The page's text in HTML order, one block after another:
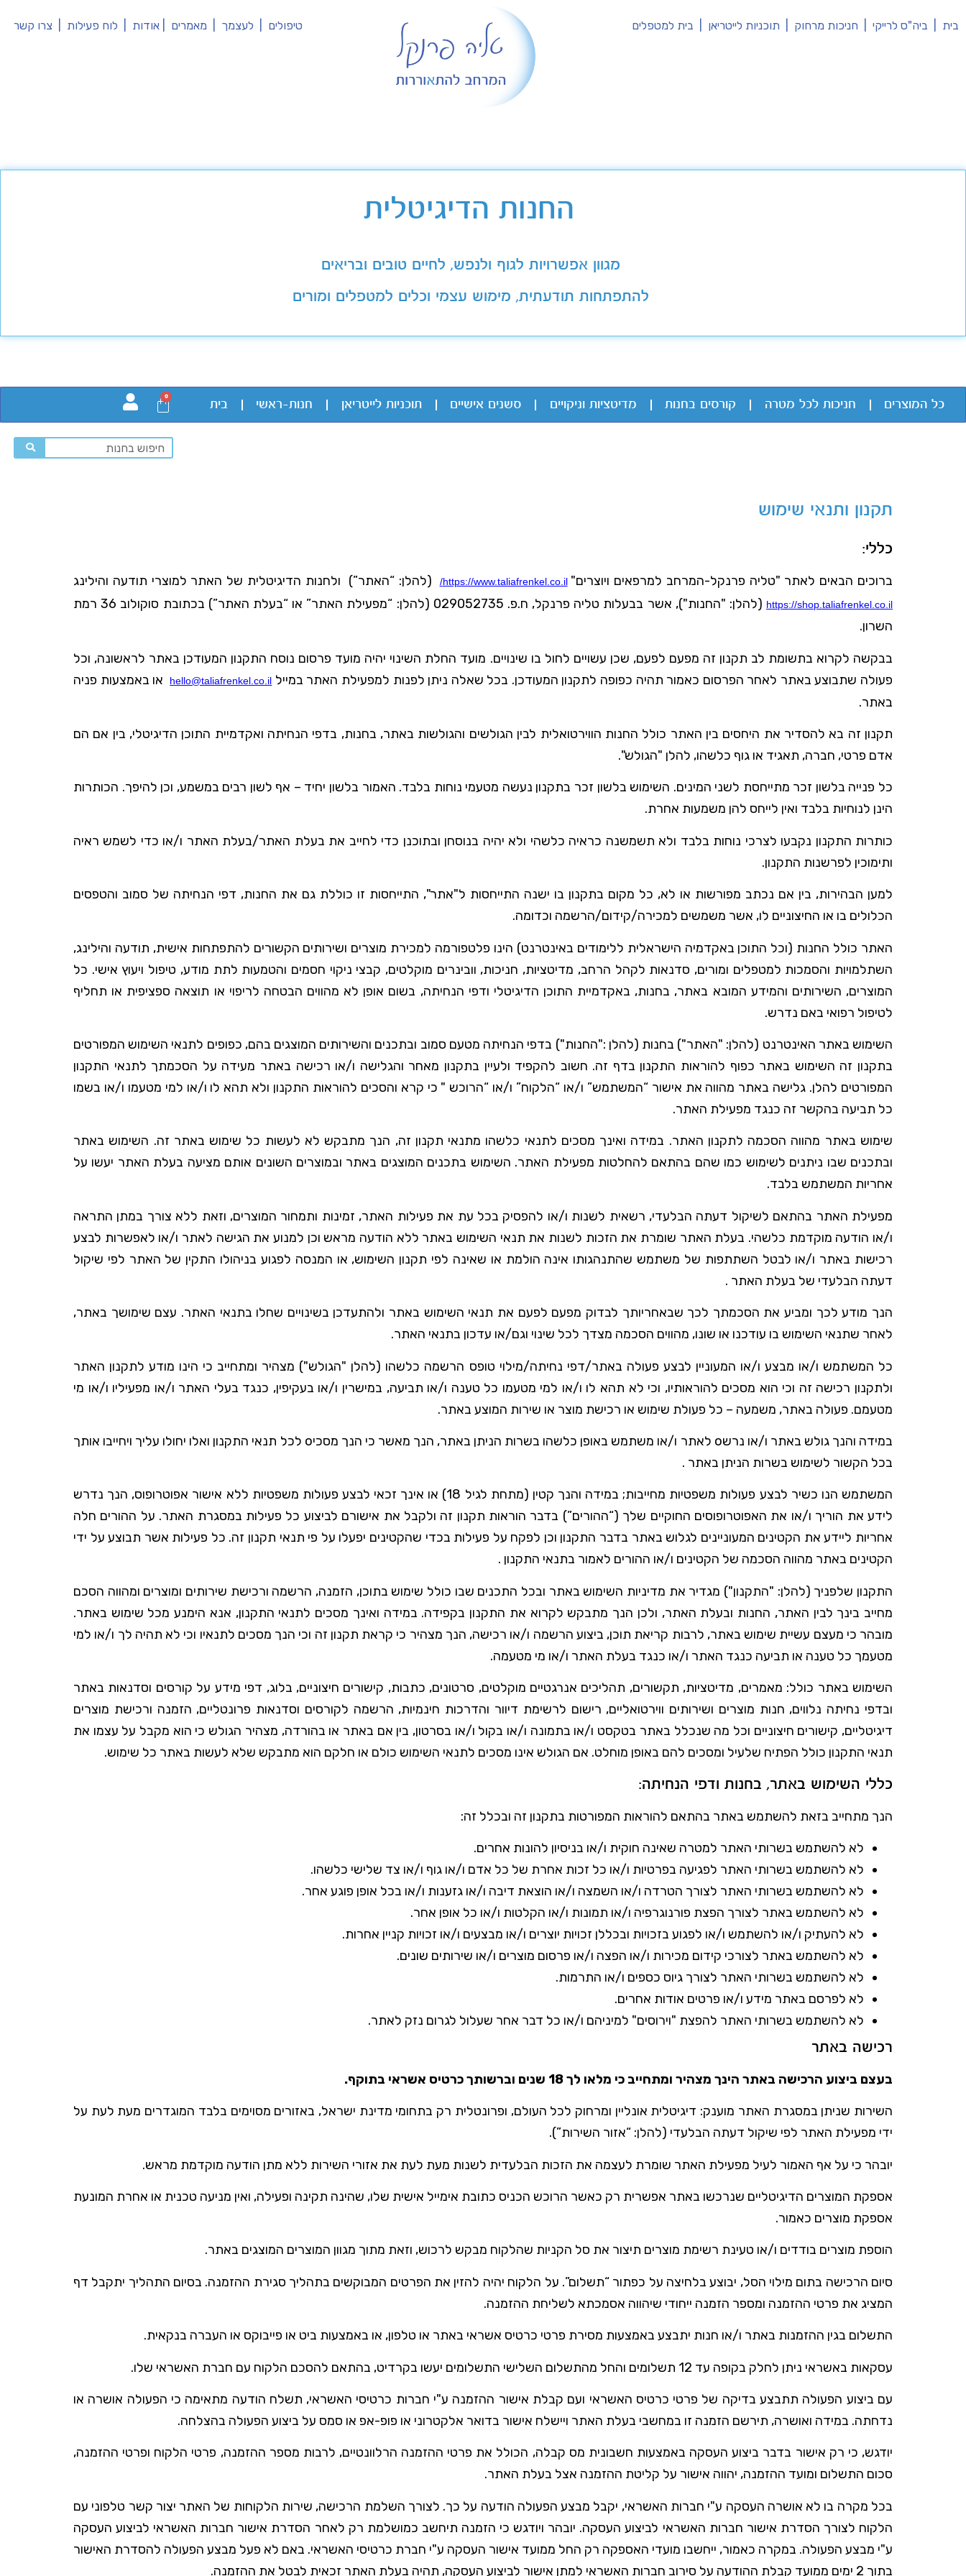
בית ביה"ס לרייקי חניכות מרחוק תוכניות לייטריאן בית למטפלים טיפולים לעצמך מאמרים |אודות לוח פעילות צרו קשר
החנות הדיגיטלית
מגוון אפשרויות לגוף ולנפש, לחיים טובים ובריאים
להתפתחות תודעתית, מימוש עצמי וכלים למטפלים ומורים
כל המוצרים חניכות לכל מטרה קורסים בחנות מדיטציות וניקויים סשנים אישיים תוכניות לייטריאן חנות-ראשי בית
0
תקנון ותנאי שימוש
כללי:
ברוכים הבאים לאתר "טליה פרנקל-המרחב למרפאים ויוצרים" https://www.taliafrenkel.co.il/ (להלן: “האתר”) ולחנות הדיגיטלית של האתר למוצרי תודעה והילינג
https://shop.taliafrenkel.co.il
(להלן: "החנות"), אשר בבעלות טליה פרנקל, ח.פ. 029052735 (להלן: “מפעילת האתר” או “בעלת האתר”) בכתובת סוקולוב 36 רמת
השרון.
בבקשה לקרוא בתשומת לב תקנון זה מפעם לפעם, שכן עשויים לחול בו שינויים. מועד החלת השינוי יהיה מועד פרסום נוסח התקנון המעודכן באתר לראשונה, וכל
פעולה שתבוצע באתר לאחר הפרסום כאמור תהיה כפופה לתקנון המעודכן. בכל שאלה ניתן לפנות למפעילת האתר במייל hello@taliafrenkel.co.il
או באמצעות פניה
באתר.
תקנון זה בא להסדיר את היחסים בין האתר כולל החנות הווירטואלית לבין הגולשים והגולשות באתר, בחנות, בדפי הנחיתה ואקדמיית התוכן הדיגיטלי, בין אם הם
אדם פרטי, חברה, תאגיד או גוף כלשהו, להלן "הגולש".
כל פנייה בלשון זכר מתייחסת לשני המינים. השימוש בלשון זכר בתקנון נעשה מטעמי נוחות בלבד. האמור בלשון יחיד – אף לשון רבים במשמע, וכן להיפך. הכותרות
הינן לנוחיות בלבד ואין לייחס להן משמעות אחרת.
כותרות התקנון נקבעו לצרכי נוחות בלבד ולא תשמשנה כראיה כלשהי ולא יהיה בנוסחן ובתוכנן כדי לחייב את בעלת האתר/בעלת האתר ו/או כדי לשמש ראיה
ותימוכין לפרשנות התקנון.
למען הבהירות, בין אם נכתב מפורשות או לא, כל מקום בתקנון בו ישנה התייחסות ל"אתר", התייחסות זו כוללת גם את החנות, דפי הנחיתה של סמוב והטפסים
הכלולים בו או החיצוניים לו, אשר משמשים למכירה/קידום/הרשמה וכדומה.
האתר כולל החנות (וכל התוכן באקדמיה הישראלית ללימודים באינטרנט) הינו פלטפורמה למכירת מוצרים ושירותים הקשורים להתפתחות אישית, תודעה והילינג,
השתלמויות והסמכות למטפלים ומורים, סדנאות לקהל הרחב, מדיטציות, חניכות, וובינרים מוקלטים, קבצי ניקוי חסמים והטמעות לתת מודע, טיפול ויעוץ אישי. כל
המוצרים, השירותים והמידע המובא באתר, בחנות, באקדמיית התוכן הדיגיטלי ודפי הנחיתה, בשום אופן לא מהווים הבטחה לריפוי או תוצאה ספציפית או תחליף
לטיפול רפואי באם נדרש.
השימוש באתר האינטרנט (להלן: "האתר") בחנות (להלן :"החנות") בדפי הנחיתה מטעם סמוב ובתכנים והשירותים המוצגים בהם, כפופים לתנאי השימוש המפורטים
בתקנון זה השימוש באתר כפוף להוראות התקנון בדף זה. חשוב להקפיד ולעיין בתקנון מאחר והגלישה ו/או רכישה באתר מעידה על הסכמתך לתנאי התקנון
המפורטים להלן. גלישה באתר מהווה את אישור “המשתמש” ו/או “הלקוח” ו/או “הרוכש " כי קרא והסכים להוראות התקנון ולא תהא לו ו/או למי מטעמו ו/או בשמו
כל תביעה בהקשר זה כנגד מפעילת האתר.
שימוש באתר מהווה הסכמה לתקנון האתר. במידה ואינך מסכים לתנאי כלשהו מתנאי תקנון זה, הנך מתבקש לא לעשות כל שימוש באתר זה. השימוש באתר
ובתכנים שבו ניתנים לשימוש כמו שהם בהתאם להחלטות מפעילת האתר. השימוש בתכנים המוצגים באתר ובמוצרים השונים אותם מציעה בעלת האתר יעשו על
אחריות המשתמש בלבד.
מפעילת האתר בהתאם לשיקול דעתה הבלעדי, רשאית לשנות ו/או להפסיק בכל עת את פעילות האתר, זמינות ותמחור המוצרים, וזאת ללא צורך במתן התראה
ו/או הודעה מוקדמת כלשהי. בעלת האתר שומרת את הזכות לשנות את תנאי השימוש באתר ללא הודעה מראש וכן למנוע את הגישה לאתר ו/או לאפשרות לבצע
רכישות באתר ו/או לבטל השתתפות של משתמש שהתנהגותו אינה הולמת או שאינה לפי תקנון השימוש, או המנסה לפגוע בניהולו התקין של האתר לפי שיקול
דעתה הבלעדי של בעלת האתר .
הנך מודע לכך ומביע את הסכמתך לכך שבאחריותך לבדוק מפעם לפעם את תנאי השימוש באתר ולהתעדכן בשינויים שחלו בתנאי האתר. עצם שימושך באתר,
לאחר שתנאי השימוש בו עודכנו או שונו, מהווים הסכמה מצדך לכל שינוי וגם/או עדכון בתנאי האתר.
כל המשתמש ו/או מבצע ו/או המעוניין לבצע פעולה באתר/דפי נחיתה/מילוי טופס הרשמה כלשהו (להלן "הגולש") מצהיר ומתחייב כי הינו מודע לתקנון האתר
ולתקנון רכישה זה וכי הוא מסכים להוראותיו, וכי לא תהא לו ו/או למי מטעמו כל טענה ו/או תביעה, במישרין ו/או בעקיפין, כנגד בעלי האתר ו/או מפעיליו ו/או מי
מטעמם. פעולה באתר, משמעה – כל פעולת שימוש או רכישת מוצר או שירות המוצע באתר.
במידה והנך גולש באתר ו/או נרשo לאתר ו/או משתמש באופן כלשהו בשרות הניתן באתר, הנך מאשר כי הנך מסכיo לכל תנאי התקנון ואלו יחולו עליך ויחייבו אותך
בכל הקשור לשימוש בשרות הניתן באתר .
המשתמש הנו כשיר לבצע פעולות משפטיות מחייבות; במידה והנך קטין (מתחת לגיל 18) או אינך זכאי לבצע פעולות משפטיות ללא אישור אפוטרופוס, הנך נדרש
לידע את הוריך ו/או את האפוטרופוסים החוקיים שלך (“ההורים”) בדבר הוראות תקנון זה ולקבל את אישורם לביצוע כל פעילות במסגרת האתר. על ההורים חלה
אחריות ליידע את הקטינים המעוניינים לגלוש באתר בדבר התקנון וכן לפקח על פעילות בכדי שהקטינים יפעלו על פי תנאי תקנון זה. כל פעילות אשר תבוצע על ידי
הקטינים באתר מהווה הסכמה של הקטינים ו/או ההורים לאמור בתנאי התקנון .
התקנון שלפניך (להלן: "התקנון") מגדיר את מדיניות השימוש באתר ובכל התכנים שבו כולל שימוש בתוכן, הזמנה, הרשמה ורכישת שירותים ומוצרים ומהווה הסכם
מחייב בינך לבין האתר, החנות ובעלת האתר, ולכן הנך מתבקש לקרוא את התקנון בקפידה. במידה ואינך מסכים לתנאי התקנון, אנא הימנע מכל שימוש באתר.
מובהר כי מעצם עשיית שימוש באתר, לרבות קריאת תוכן, ביצוע הרשמה ו/או רכישה, הנך מצהיר כי קראת תקנון זה וכי הנך מסכים לתנאיו וכי לא תהיה לך ו/או למי
מטעמך כל טענה או תביעה כנגד האתר ו/או כנגד בעלת האתר ו/או מי מטעמה.
השימוש באתר כולל: מאמרים, מדיטציות, תקשורים, תהליכים אנרגטיים מוקלטים, סרטונים, כתבות, קישורים חיצוניים, בלוג, דפי מידע על קורסים וסדנאות באתר
ובדפי נחיתה נלווים, חנות מוצרים ושירותים ווירטואליים, רישום לרשימת דיוור והדרכות חינמיות, הרשמה לקורסים וסדנאות פרונטליים, הזמנה ורכישת מוצרים
דיגיטליים, קישורים חיצוניים וכל מה שנכלל באתר בטקסט ו/או בתמונה ו/או בקול ו/או בסרטון, בין אם באתר או בהורדה, מצהיר הגולש כי הוא מקבל על עצמו את
תנאי התקנון כולל הפתיח שלעיל ומסכים להם באופן מוחלט. אם הגולש אינו מסכים לתנאי השימוש כולם או חלקם הוא מתבקש שלא לעשות באתר כל שימוש.
כללי השימוש באתר, בחנות ודפי הנחיתה:
הנך מתחייב בזאת להשתמש באתר בהתאם להוראות המפורטות בתקנון זה ובכלל זה:
לא להשתמש בשרותי האתר למטרה שאינה חוקית ו/או בניסיון להונות אחרים.
לא להשתמש בשרותי האתר לפגיעה בפרטיות ו/או כל זכות אחרת של כל אדם ו/או גוף ו/או צד שלישי כלשהו.
לא להשתמש בשרותי האתר לצורך הטרדה ו/או השמצה ו/או הוצאת דיבה ו/או גזענות ו/או בכל אופן פוגע אחר.
לא להשתמש באתר לצורך הפצת פורנוגרפיה ו/או תמונות ו/או הקלטות ו/או כל אופן אחר.
לא להעתיק ו/או להשתמש ו/או לפגוע בזכויות ובכללן זכויות יוצרים ו/או מבצעים ו/או זכויות קניין אחרות.
לא להשתמש באתר לצורכי קידום מכירות ו/או הפצה ו/או פרסום מוצרים ו/או שירותים שונים.
לא להשתמש בשרותי האתר לצורך גיוס כספים ו/או התרמות.
לא לפרסם באתר מידע ו/או פרטים אודות אחרים.
לא להשתמש בשרותי האתר להפצת "וירוסים" למיניהם ו/או כל דבר אחר שעלול לגרום נזק לאתר.
רכישה באתר
בעצם ביצוע הרכישה באתר הינך מצהיר ומתחייב כי מלאו לך 18 שנים וברשותך כרטיס אשראי בתוקף .
השירות שניתן במסגרת האתר מוענק: דיגיטלית אונליין ומרחוק לכל העולם, ופרונטלית רק בתחומי מדינת ישראל, באזורים מסוימים בלבד המוגדרים מעת לעת על
ידי מפעילת האתר לפי שיקול דעתה הבלעדי (להלן: “אזור השירות”).
יובהר כי על אף האמור לעיל מפעילת האתר שומרת לעצמה את הזכות הבלעדית לשנות מעת לעת את אזורי השירות ללא מתן הודעה מוקדמת מראש.
אספקת המוצרים הדיגיטליים שנרכשו באתר אפשרית רק כאשר הרוכש הכניס כתובת אימייל אישית שלו, שהינה תקינה ופעילה, ואין מניעה טכנית או אחרת המונעת
אספקת מוצרים כאמור.
הוספת מוצרים בודדים ו/או טעינת רשימת מוצרים תיצור את סל הקניות שהלקוח מבקש לרכוש, וזאת מתוך מגוון המוצרים המוצגים באתר.
סיום הרכישה בתום מילוי הסל, יבוצע בלחיצה על כפתור “תשלום”. על הלקוח יהיה להזין את הפרטים המבוקשים בתהליך סגירת ההזמנה. בסיום התהליך יתקבל דף
המציג את פרטי ההזמנה ומספר הזמנה ייחודי שיהווה אסמכתא לשליחת ההזמנה.
התשלום בגין ההזמנות באתר ו/או חנות יתבצע באמצעות מסירת פרטי כרטיס אשראי באתר או טלפון, או באמצעות ביט או פייבוקס או העברה בנקאית.
עסקאות באשראי ניתן לחלק בקופה עד 12 תשלומים והחל מהתשלום השלישי התשלומים יעשו בקרדיט, בהתאם להסכם הלקוח עם חברת האשראי שלו.
עם ביצוע הפעולה תתבצע בדיקה של פרטי כרטיס האשראי ועם קבלת אישור ההזמנה ע"י חברות כרטיסי האשראי, תשלח הודעה מתאימה כי הפעולה אושרה או
נדחתה. במידה ואושרה, תירשם הזמנה זו במחשבי בעלת האתר ויישלח אישור בדואר אלקטרוני או פופ-אפ או סמס על ביצוע הפעולה בהצלחה.
יודגש, כי רק אישור בדבר ביצוע העסקה באמצעות חשבונית מס קבלה, הכולל את פרטי ההזמנה הרלוונטיים, לרבות מספר ההזמנה, פרטי הלקוח ופרטי ההזמנה,
סכום התשלום ומועד ההזמנה, יהווה אישור על קליטת ההזמנה אצל בעלת האתר.
בכל מקרה בו לא אושרה העסקה ע"י חברות האשראי, יקבל מבצע הפעולה הודעה על כך. לצורך השלמת הרכישה, שירות הלקוחות של האתר יצור קשר טלפוני עם
הלקוח לצורך הסדרת אישור חברות האשראי לביצוע העסקה. יובהר ויודגש כי הזמנה תיחשב כמושלמת רק לאחר הסדרת אישור חברות האשראי לביצוע העסקה
ע"י מבצע הפעולה. במקרה כאמור, ייחשבו מועדי האספקה רק החל ממועד אישור העסקה ע"י חברת כרטיסי האשראי. באם לא פעל מבצע הפעולה להסדרת האישור
בתוך 2 ימים ממועד קבלת ההודעה על סירוב חברות האשראי למתן אישור לביצוע העסקה, תהיה בעלת האתר זכאית לבטל את ההזמנה.